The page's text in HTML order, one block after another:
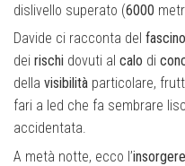
dislivello superato (6000
Davide ci racconta del fascino
dei rischi dovuti al calo di
della visibilità particolare,
fari a led che fa sembrare
accidentata.
A metà notte, ecco l’